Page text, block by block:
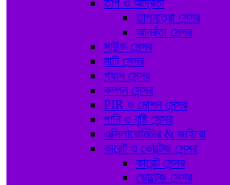
তাপ ও আর্দ্রতা
তাপমাত্রা সেন্সর
আর্দ্রতা সেন্সর
সাউন্ড সেন্সর
মাটি সেন্সর
গ্যাস সেন্সর
কম্পন সেন্সর
PIR ও মোশন সেন্সর
পানি ও বৃষ্টি সেন্সর
এক্সিলারোমিটার & জাইরো
কারেন্ট ও ভোল্টেজ সেন্সর
কারেন্ট সেন্সর
ভোল্টেজ সেন্সর